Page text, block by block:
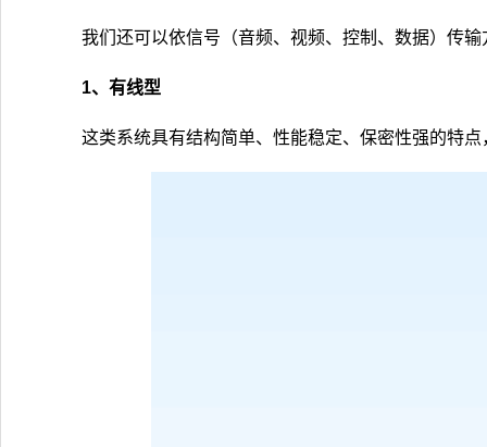
我们还可以依信号（音频、视频、控制、数据）传
1、有线型
这类系统具有结构简单、性能稳定、保密性强的特